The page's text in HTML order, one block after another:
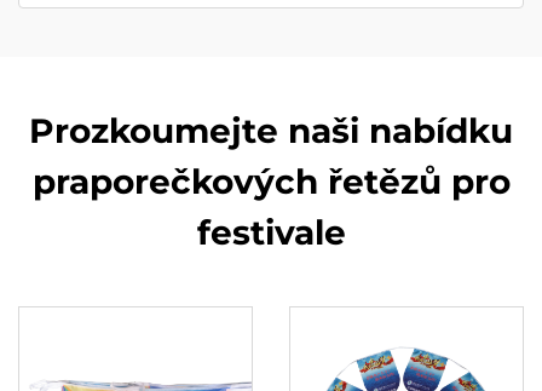
Prozkoumejte naši nabídku
praporečkových řetězů pro
festivale